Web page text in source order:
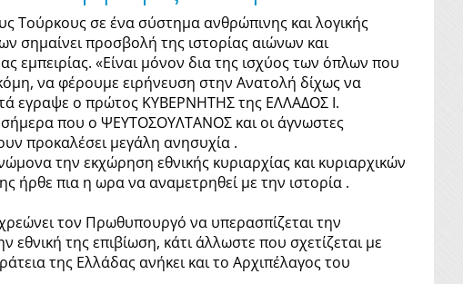
Τούρκους σε ένα σύστημα ανθρώπινης και λογικής
σημαίνει προσβολή της ιστορίας αιώνων και
εμπειρίας. «Είναι μόνον δια της ισχύος των όπλων που
να φέρουμε ειρήνευση στην Ανατολή δίχως να
εγραψε ο πρώτος ΚΥΒΕΡΝΗΤΗΣ της ΕΛΛΑΔΟΣ Ι.
σήμερα που ο ΨΕΥΤΟΣΟΥΛΤΑΝΟΣ και οι άγνωστες
προκαλέσει μεγάλη ανησυχία .
την εκχώρηση εθνικής κυριαρχίας και κυριαρχικών
ήρθε πια η ωρα να αναμετρηθεί με την ιστορία .
τον Πρωθυπουργό να υπερασπίζεται την
εθνική της επιβίωση, κάτι άλλωστε που σχετίζεται με
της Ελλάδας ανήκει και το Αρχιπέλαγος του